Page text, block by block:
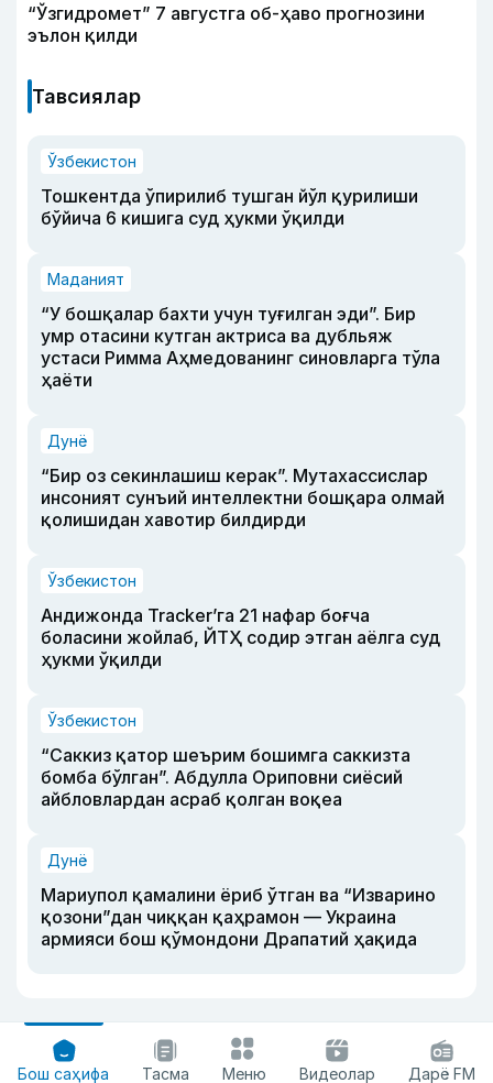
“Ўзгидромет” 7 августга об-ҳаво прогнозини
эълон қилди
Тавсиялар
Ўзбекистон
Тошкентда ўпирилиб тушган йўл қурилиши
бўйича 6 кишига суд ҳукми ўқилди
Маданият
“У бошқалар бахти учун туғилган эди”. Бир
умр отасини кутган актриса ва дубльяж
устаси Римма Аҳмедованинг синовларга тўла
ҳаёти
Дунё
“Бир оз секинлашиш керак”. Мутахассислар
инсоният сунъий интеллектни бошқара олмай
қолишидан хавотир билдирди
Ўзбекистон
Андижонда Tracker’га 21 нафар боғча
боласини жойлаб, ЙТҲ содир этган аёлга суд
ҳукми ўқилди
Ўзбекистон
“Саккиз қатор шеърим бошимга саккизта
бомба бўлган”. Абдулла Ориповни сиёсий
айбловлардан асраб қолган воқеа
Дунё
Мариупол қамалини ёриб ўтган ва “Изварино
қозони”дан чиққан қаҳрамон — Украина
армияси бош қўмондони Драпатий ҳақида
Бош саҳифа Тасма Меню Видеолар Дарё FM